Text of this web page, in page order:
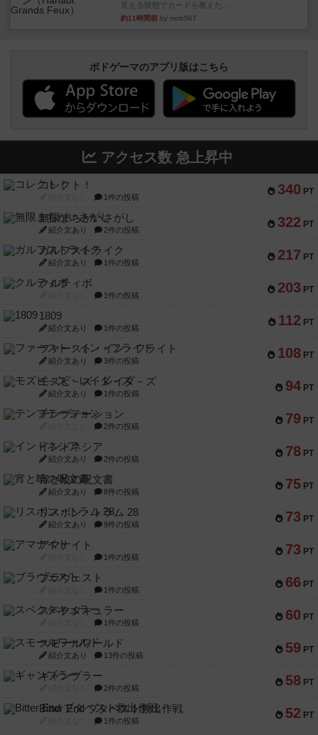
見える状態でカードを教えた...
約11時間前 by mob567
ボドゲーマのアプリ版はこちら
アクセス数 急上昇中
340 PT
コレクト！
1件の投稿
322 PT
無限まちがいさがし
紹介文あり 2件の投稿
217 PT
ガルフストライク
紹介文あり 1件の投稿
203 PT
クルティボ
1件の投稿
112 PT
1809
紹介文あり 1件の投稿
108 PT
ファースト・イン・フライト
紹介文あり 3件の投稿
94 PT
モズビ－ズ・レイダ－ズ
紹介文あり 1件の投稿
79 PT
テンプテーション
2件の投稿
78 PT
インドネシア
紹介文あり 2件の投稿
75 PT
宵と暁の呪文書
紹介文あり 8件の投稿
73 PT
リスボン・トラム 28
紹介文あり 9件の投稿
73 PT
アマナイト
1件の投稿
66 PT
ブラヴェスト
1件の投稿
60 PT
スペクタキュラー
1件の投稿
59 PT
スモールワールド
紹介文あり 13件の投稿
58 PT
ギャンブラー
2件の投稿
52 PT
Bitter End ブタペスト救出作戦
1件の投稿